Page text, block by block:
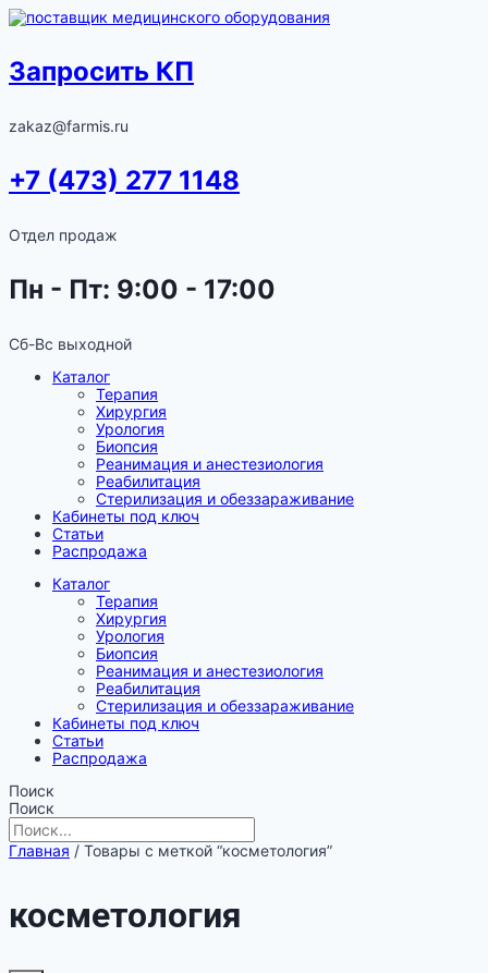
Запросить КП
zakaz@farmis.ru
+7 (473) 277 1148
Отдел продаж
Пн - Пт: 9:00 - 17:00
Сб-Вс выходной
Каталог
Терапия
Хирургия
Урология
Биопсия
Реанимация и анестезиология
Реабилитация
Стерилизация и обеззараживание
Кабинеты под ключ
Статьи
Распродажа
Каталог
Терапия
Хирургия
Урология
Биопсия
Реанимация и анестезиология
Реабилитация
Стерилизация и обеззараживание
Кабинеты под ключ
Статьи
Распродажа
Поиск
Поиск
Главная / Товары с меткой “косметология”
косметология